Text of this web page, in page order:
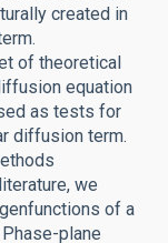
created in
of theoretical
equation
as tests for
diffusion term.
we
of a
plane